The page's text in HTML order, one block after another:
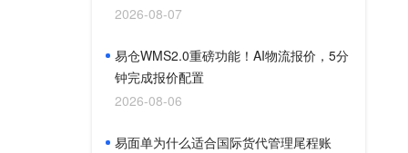
2026-08-07
易仓WMS2.0重磅功能！AI物流报价，5分
钟完成报价配置
2026-08-06
易面单为什么适合国际货代管理尾程账